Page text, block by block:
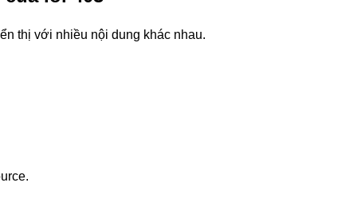
thị với nhiều nội dung khác nhau.